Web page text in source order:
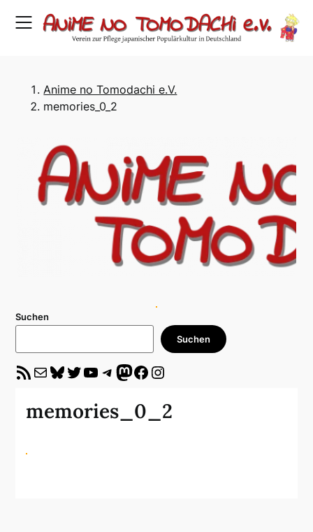
Anime no Tomodachi e.V.
memories_0_2
Suchen
Suchen
RSS-Feed E-Mail Bluesky Twitter YouTube Telegram Mastodon Facebook Instagram
memories_0_2